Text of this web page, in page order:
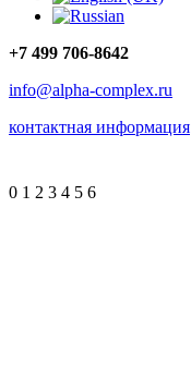
+7 499 706-8642
info@alpha-complex.ru
контактная информация
0 1 2 3 4 5 6